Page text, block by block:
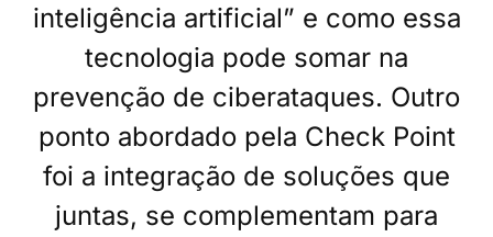
inteligência artificial” e como essa
tecnologia pode somar na
prevenção de ciberataques. Outro
ponto abordado pela Check Point
foi a integração de soluções que
juntas, se complementam para